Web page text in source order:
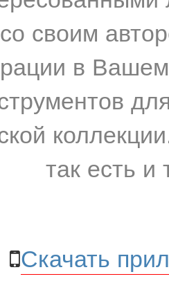
своим
в
так есть и
Скачать